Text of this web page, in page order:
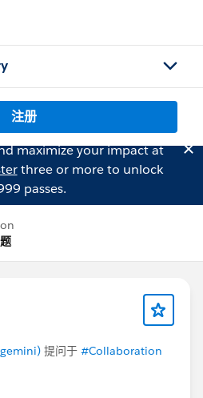
注册
maximize your impact at
three or more to unlock
passes.
提问于 #Collaboration